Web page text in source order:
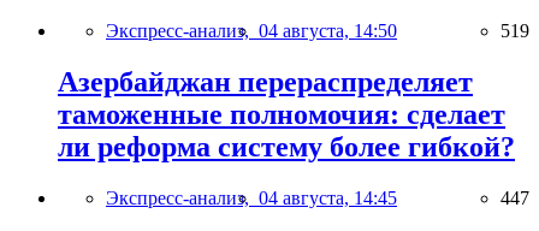
Экспресс-анализ, 04 августа, 14:50 519
Азербайджан перераспределяет
таможенные полномочия: сделает
ли реформа систему более гибкой?
Экспресс-анализ, 04 августа, 14:45 447